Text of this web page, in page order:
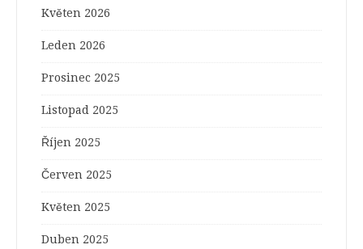
Květen 2026
Leden 2026
Prosinec 2025
Listopad 2025
Říjen 2025
Červen 2025
Květen 2025
Duben 2025